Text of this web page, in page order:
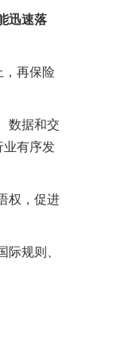
迅速落
，再保险
数据和交
业有序发
权，促进
规则、